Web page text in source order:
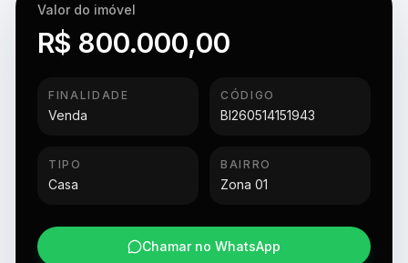
Valor do imóvel
R$ 800.000,00
FINALIDADE
Venda
CÓDIGO
BI260514151943
TIPO
Casa
BAIRRO
Zona 01
Chamar no WhatsApp